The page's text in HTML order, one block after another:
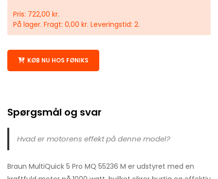
Pris: 722,00 kr.
På lager. Fragt: 0,00 kr. Leveringstid: 2.
KØB NU HOS FØNIKS
Spørgsmål og svar
Hvad er motorens effekt på denne model?
Braun MultiQuick 5 Pro MQ 55236 M er udstyret med en